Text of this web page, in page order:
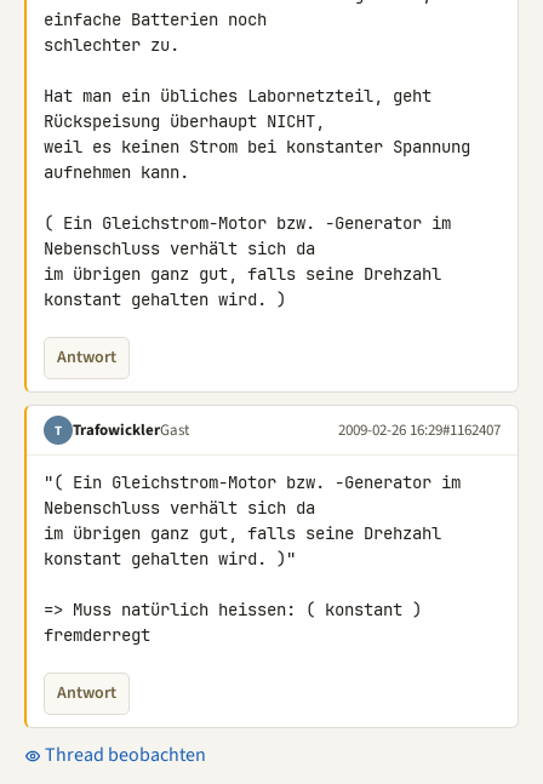
einfache Batterien noch
schlechter zu.
Hat man ein übliches Labornetzteil, geht
Rückspeisung überhaupt NICHT,
weil es keinen Strom bei konstanter Spannung
aufnehmen kann.
( Ein Gleichstrom-Motor bzw. -Generator im
Nebenschluss verhält sich da
im übrigen ganz gut, falls seine Drehzahl
konstant gehalten wird. )
Antwort
T TrafowicklerGast 2009-02-26 16:29#1162407
"( Ein Gleichstrom-Motor bzw. -Generator im
Nebenschluss verhält sich da
im übrigen ganz gut, falls seine Drehzahl
konstant gehalten wird. )"
=> Muss natürlich heissen: ( konstant )
fremderregt
Antwort
Thread beobachten